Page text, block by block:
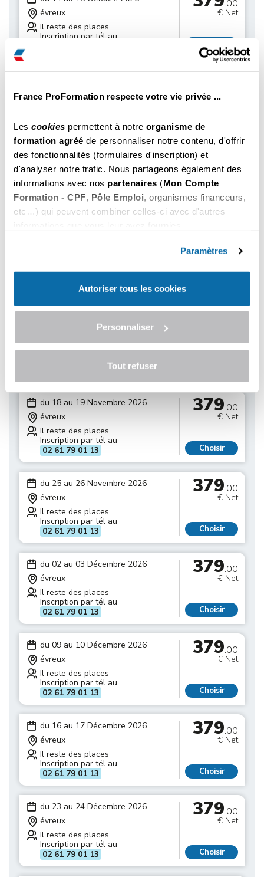
France ProFormation respecte votre vie privée ...
Les cookies permettent à notre organisme de
formation agréé de personnaliser notre contenu, d'offrir
des fonctionnalités (formulaires d'inscription) et
d'analyser notre trafic. Nous partageons également des
informations avec nos partenaires (Mon Compte
Formation - CPF, Pôle Emploi, organismes financeurs,
etc…) qui peuvent combiner celles-ci avec d'autres
Autoriser tous les cookies", vous
Paramètres
Autoriser tous les cookies
Personnaliser
Tout refuser
évreux
Il reste des places
Inscription par tél au
.00
€ Net
Choisir
évreux
02 61 79 01 13
Choisir
du 28 au 29 Octobre 2026
évreux
Il reste des places
Inscription par tél au
02 61 79 01 13
379 .00
€ Net
Il reste des places
02 61 79 01 13
379.00
€ Net
du 11 au 12 Novembre 2026
Il reste des places
du 18 au 19 Novembre 2026
évreux
Il reste des places
Inscription par tél au
02 61 79 01 13
379.00
€ Net
Choisir
du 25 au 26 Novembre 2026
évreux
Il reste des places
Inscription par tél au
02 61 79 01 13
379.00
€ Net
Choisir
du 02 au 03 Décembre 2026
évreux
Il reste des places
Inscription par tél au
02 61 79 01 13
379.00
€ Net
Choisir
du 09 au 10 Décembre 2026
évreux
Il reste des places
Inscription par tél au
02 61 79 01 13
379.00
€ Net
Choisir
du 16 au 17 Décembre 2026
évreux
Il reste des places
Inscription par tél au
02 61 79 01 13
379.00
€ Net
Choisir
du 23 au 24 Décembre 2026
évreux
Il reste des places
Inscription par tél au
02 61 79 01 13
379.00
€ Net
Choisir